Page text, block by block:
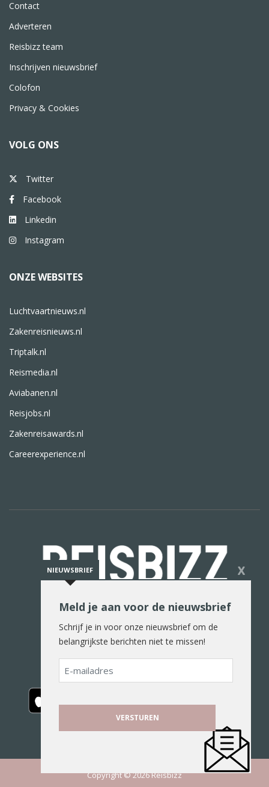
Contact
Adverteren
Reisbizz team
Inschrijven nieuwsbrief
Colofon
Privacy & Cookies
VOLG ONS
Twitter
Facebook
Linkedin
Instagram
ONZE WEBSITES
Luchtvaartnieuws.nl
Zakenreisnieuws.nl
Triptalk.nl
Reismedia.nl
Aviabanen.nl
Reisjobs.nl
Zakenreisawards.nl
Careerexperience.nl
De reiswereld in woord en beeld
Copyright © 2026 Reisbizz
NIEUWSBRIEF X
Meld je aan voor de nieuwsbrief
Schrijf je in voor onze nieuwsbrief om de
belangrijkste berichten niet te missen!
E-
mailadres